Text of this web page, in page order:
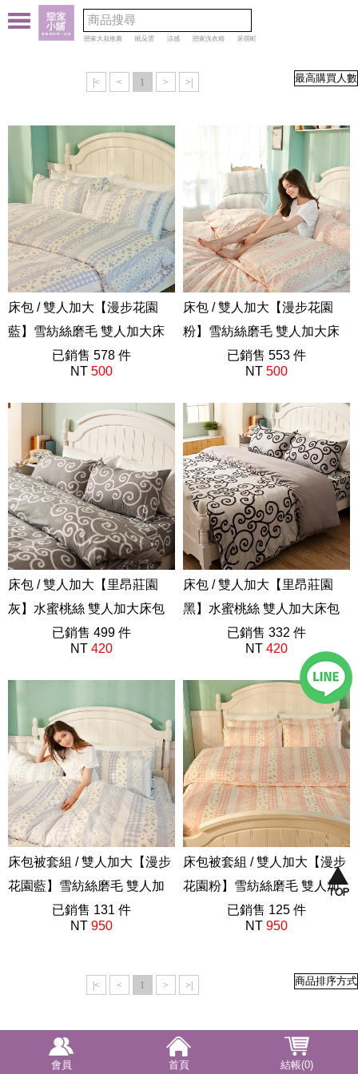
戀家大叔推薦 眠朵雲 涼感 戀家洗衣精 呆萌町
|< < 1 > >|
床包 / 雙人加大【漫步花園
藍】雪紡絲磨毛 雙人加大床
包含二件枕套已銷售 578 件
NT 500
床包 / 雙人加大【漫步花園
粉】雪紡絲磨毛 雙人加大床
包含二件枕套已銷售 553 件
NT 500
床包 / 雙人加大【里昂莊園
灰】水蜜桃絲 雙人加大床包
含二件枕套已銷售 499 件
NT 420
床包 / 雙人加大【里昂莊園
黑】水蜜桃絲 雙人加大床包
含二件枕套已銷售 332 件
NT 420
床包被套組 / 雙人加大【漫步
花園藍】雪紡絲磨毛 雙人加
大床包被套組已銷售 131 件
NT 950
床包被套組 / 雙人加大【漫步
花園粉】雪紡絲磨毛 雙人加
大床包被套組已銷售 125 件
NT 950
|< < 1 > >|
會員 首頁 結帳(0)